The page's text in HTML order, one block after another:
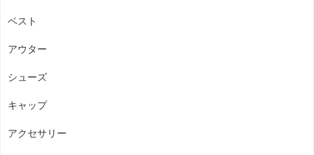
ベスト
アウター
シューズ
キャップ
アクセサリー